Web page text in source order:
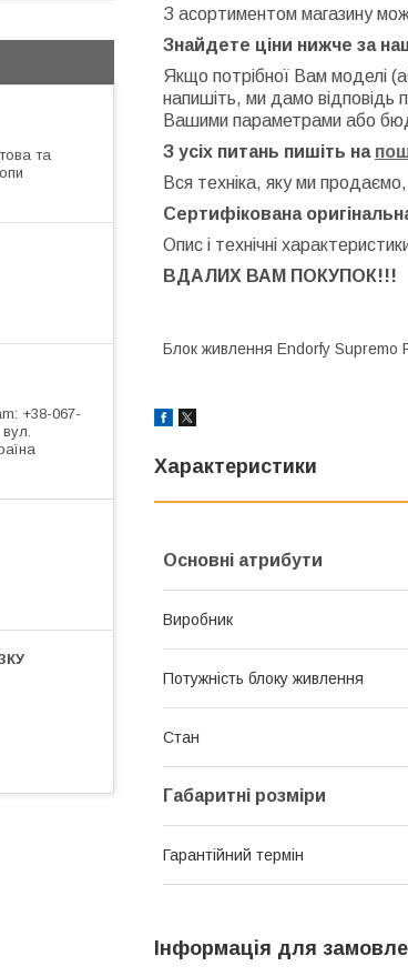
З асортиментом магазину
Знайдете ціни нижче за
Якщо потрібної Вам моделі
напишіть, ми дамо відповідь
Вашими параметрами або
З усіх питань пишіть на
Вся техніка, яку ми
Сертифікована
Опис і технічні
ВДАЛИХ ВАМ ПОКУПОК!!!
Блок живлення Endorfy Supremo
Характеристики
Основні атрибути
Виробник
Потужність блоку живлення
Стан
Габаритні розміри
Гарантійний термін
Інформація для
та
+38-067-